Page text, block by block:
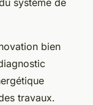
système de
bien
travaux.